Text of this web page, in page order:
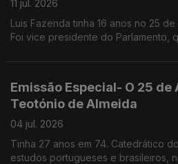
11 jul. 2026
Luis Fazenda tinha 16 anos no 25 de
Foi vice presidente do Parlamento,
Emissão Especial- O 25 de
Teotónio de Almeida
04 jul. 2026
Tinha 27 anos em 74. Catedrático do departamento de
estudos portugueses e brasileiros,